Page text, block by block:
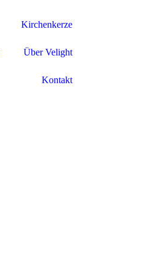
Kirchenkerze
Über Velight
Kontakt